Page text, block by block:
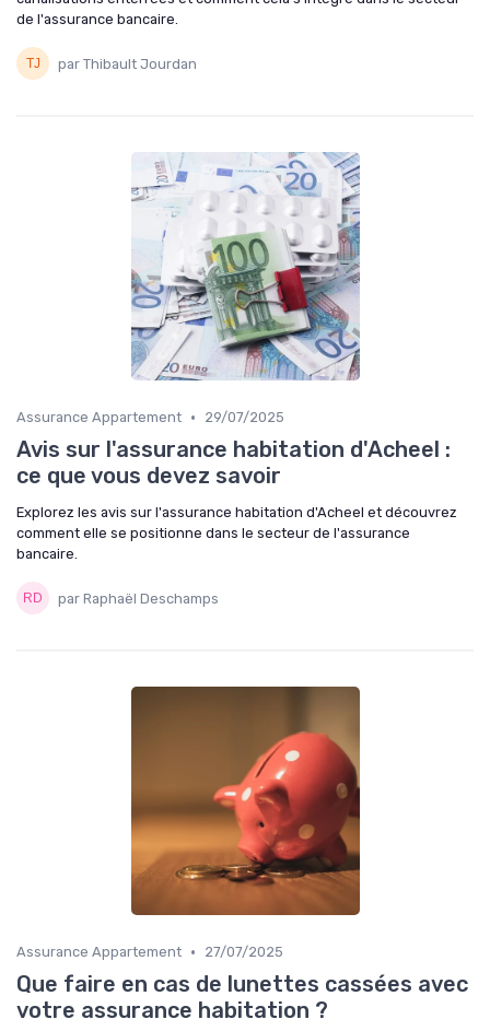
de l'assurance bancaire.
par Thibault Jourdan
Assurance Appartement • 29/07/2025
Avis sur l'assurance habitation d'Acheel :
ce que vous devez savoir
Explorez les avis sur l'assurance habitation d'Acheel et découvrez
comment elle se positionne dans le secteur de l'assurance
bancaire.
par Raphaël Deschamps
Assurance Appartement • 27/07/2025
Que faire en cas de lunettes cassées avec
votre assurance habitation ?